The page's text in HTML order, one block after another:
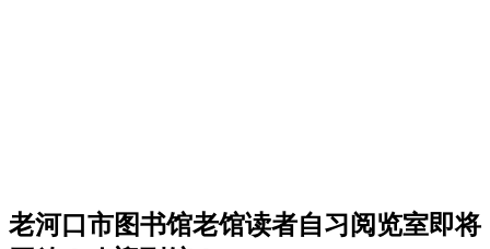
老河口市图书馆老馆读者自习阅览室即将